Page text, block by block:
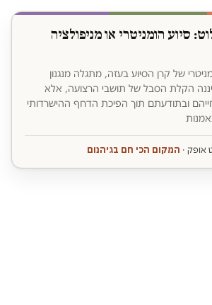
סיוע הומניטרי או מניפולציה
של קרן הסיוע בעזה, מתגלה מנגנון
הקלת הסבל של תושבי הרצועה, אלא
ובתודעתם תוך הפיכת הדחף ההישרדותי
אופק · המקום הכי חם בגיהנום